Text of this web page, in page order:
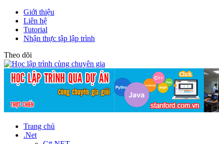
Giới thiệu
Liên hệ
Tutorial
Nhận thực tập lập trình
Theo dõi
Trang chủ
.Net